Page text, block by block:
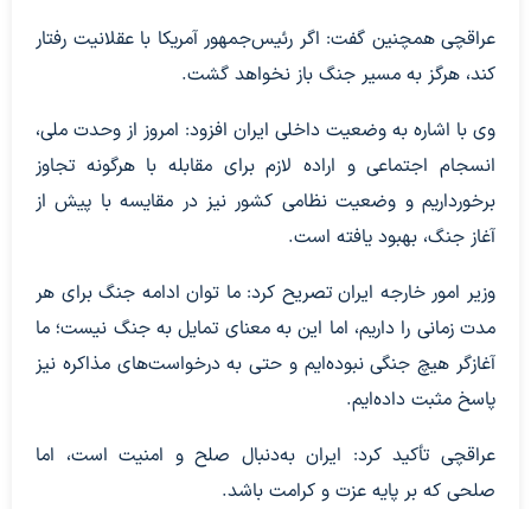
عراقچی همچنین گفت: اگر رئیس‌جمهور آمریکا با عقلانیت رفتار
کند، هرگز به مسیر جنگ باز نخواهد گشت.
وی با اشاره به وضعیت داخلی ایران افزود: امروز از وحدت ملی،
انسجام اجتماعی و اراده لازم برای مقابله با هرگونه تجاوز
برخورداریم و وضعیت نظامی کشور نیز در مقایسه با پیش از
آغاز جنگ، بهبود یافته است.
وزیر امور خارجه ایران تصریح کرد: ما توان ادامه جنگ برای هر
مدت زمانی را داریم، اما این به معنای تمایل به جنگ نیست؛ ما
آغازگر هیچ جنگی نبوده‌ایم و حتی به درخواست‌های مذاکره نیز
پاسخ مثبت داده‌ایم.
عراقچی تأکید کرد: ایران به‌دنبال صلح و امنیت است، اما
صلحی که بر پایه عزت و کرامت باشد.